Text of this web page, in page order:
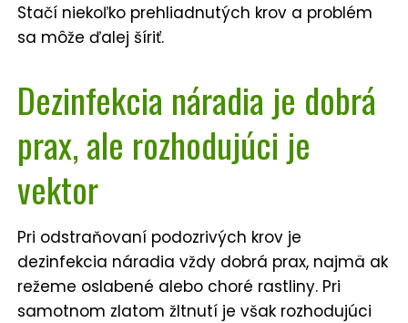
Stačí niekoľko prehliadnutých krov a problém
sa môže ďalej šíriť.
Dezinfekcia náradia je dobrá
prax, ale rozhodujúci je
vektor
Pri odstraňovaní podozrivých krov je
dezinfekcia náradia vždy dobrá prax, najmä ak
režeme oslabené alebo choré rastliny. Pri
samotnom zlatom žltnutí je však rozhodujúci